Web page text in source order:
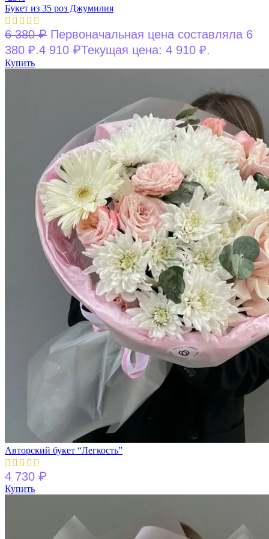
Букет из 35 роз Джумилия
6 380₽ Первоначальная цена составляла 6
380 ₽.4 910 ₽Текущая цена: 4 910 ₽.
Купить
Авторский букет “Легкость”
4 730 ₽
Купить